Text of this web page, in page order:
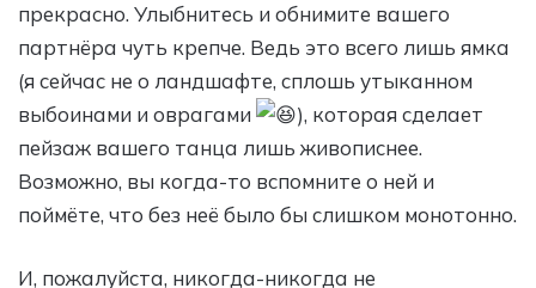
прекрасно. Улыбнитесь и обнимите вашего
партнёра чуть крепче. Ведь это всего лишь ямка
(я сейчас не о ландшафте, сплошь утыканном
выбоинами и оврагами
), которая сделает
пейзаж вашего танца лишь живописнее.
Возможно, вы когда-то вспомните о ней и
поймёте, что без неё было бы слишком монотонно.
И, пожалуйста, никогда-никогда не